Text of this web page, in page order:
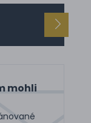
mohli